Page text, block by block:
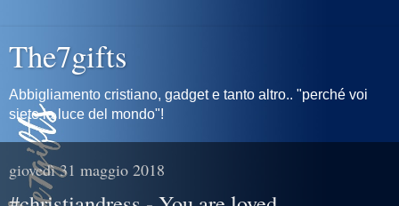
The7gifts
Abbigliamento cristiano, gadget e tanto altro.. "perché voi
siete la luce del mondo"!
giovedì 31 maggio 2018